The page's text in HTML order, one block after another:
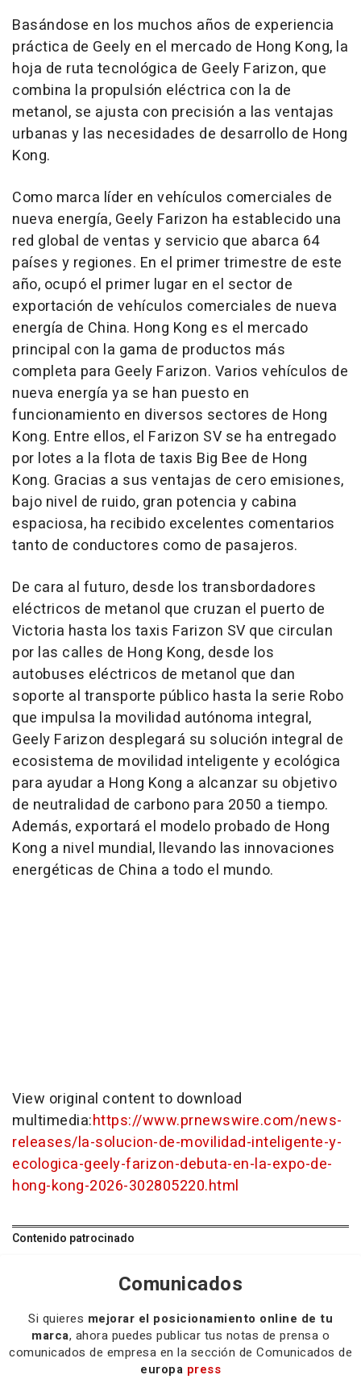
Basándose en los muchos años de experiencia
práctica de Geely en el mercado de Hong Kong, la
hoja de ruta tecnológica de Geely Farizon, que
combina la propulsión eléctrica con la de
metanol, se ajusta con precisión a las ventajas
urbanas y las necesidades de desarrollo de Hong
Kong.
Como marca líder en vehículos comerciales de
nueva energía, Geely Farizon ha establecido una
red global de ventas y servicio que abarca 64
países y regiones. En el primer trimestre de este
año, ocupó el primer lugar en el sector de
exportación de vehículos comerciales de nueva
energía de China. Hong Kong es el mercado
principal con la gama de productos más
completa para Geely Farizon. Varios vehículos de
nueva energía ya se han puesto en
funcionamiento en diversos sectores de Hong
Kong. Entre ellos, el Farizon SV se ha entregado
por lotes a la flota de taxis Big Bee de Hong
Kong. Gracias a sus ventajas de cero emisiones,
bajo nivel de ruido, gran potencia y cabina
espaciosa, ha recibido excelentes comentarios
tanto de conductores como de pasajeros.
De cara al futuro, desde los transbordadores
eléctricos de metanol que cruzan el puerto de
Victoria hasta los taxis Farizon SV que circulan
por las calles de Hong Kong, desde los
autobuses eléctricos de metanol que dan
soporte al transporte público hasta la serie Robo
que impulsa la movilidad autónoma integral,
Geely Farizon desplegará su solución integral de
ecosistema de movilidad inteligente y ecológica
para ayudar a Hong Kong a alcanzar su objetivo
de neutralidad de carbono para 2050 a tiempo.
Además, exportará el modelo probado de Hong
Kong a nivel mundial, llevando las innovaciones
energéticas de China a todo el mundo.
View original content to download
multimedia:https://www.prnewswire.com/news-
releases/la-solucion-de-movilidad-inteligente-y-
ecologica-geely-farizon-debuta-en-la-expo-de-
hong-kong-2026-302805220.html
Contenido patrocinado
Comunicados
Si quieres mejorar el posicionamiento online de tu
marca, ahora puedes publicar tus notas de prensa o
comunicados de empresa en la sección de Comunicados de
europa press